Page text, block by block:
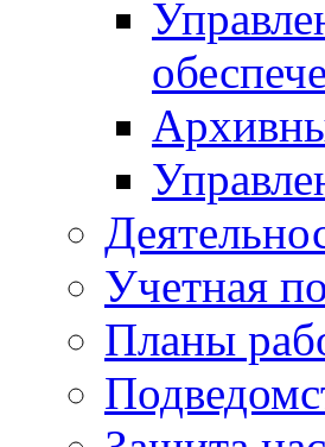
Учетная
Планы